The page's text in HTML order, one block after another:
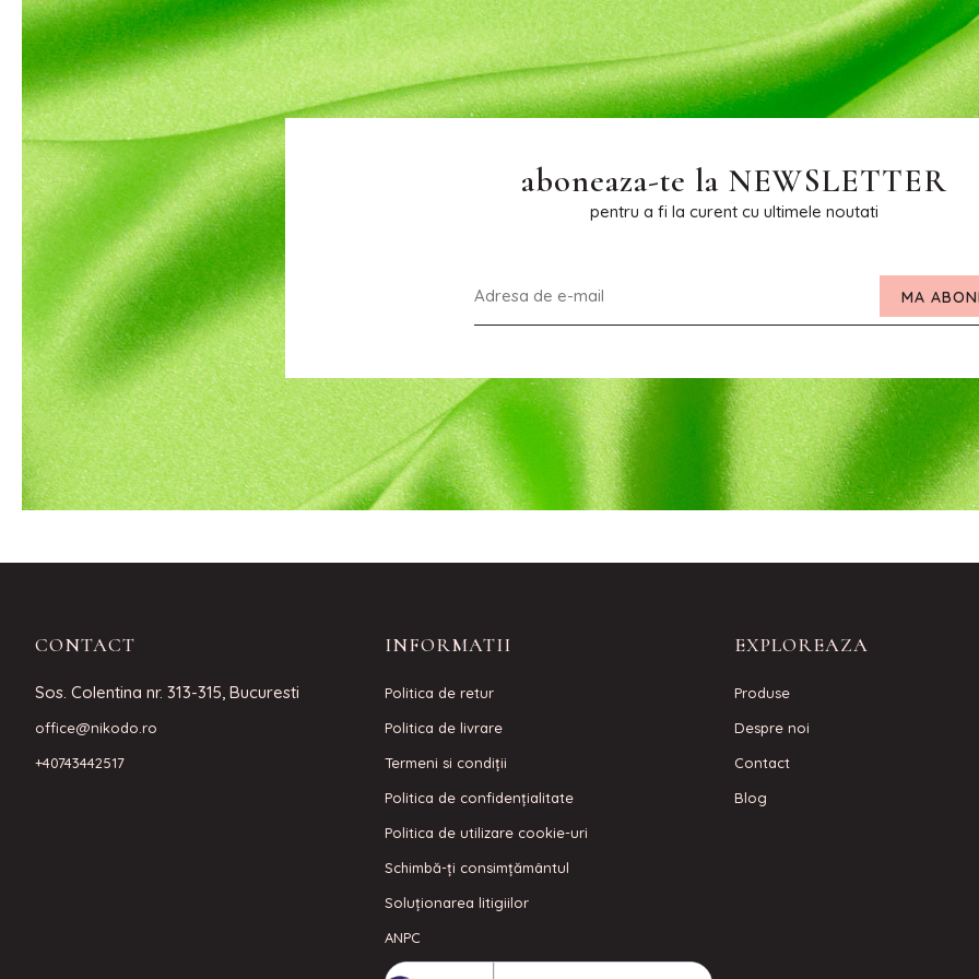
aboneaza-te la NEWSLETTER
pentru a fi la curent cu ultimele noutati
MA
CONTACT
Sos. Colentina nr. 313-315, Bucuresti
office@nikodo.ro
+40743442517
INFORMATII
Politica de retur
Politica de livrare
Termeni si condiţii
Politica de confidenţialitate
Politica de utilizare cookie-uri
Schimbă-ți consimțământul
Soluționarea litigiilor
ANPC
EXPLOREAZA
Produse
Despre noi
Contact
Blog